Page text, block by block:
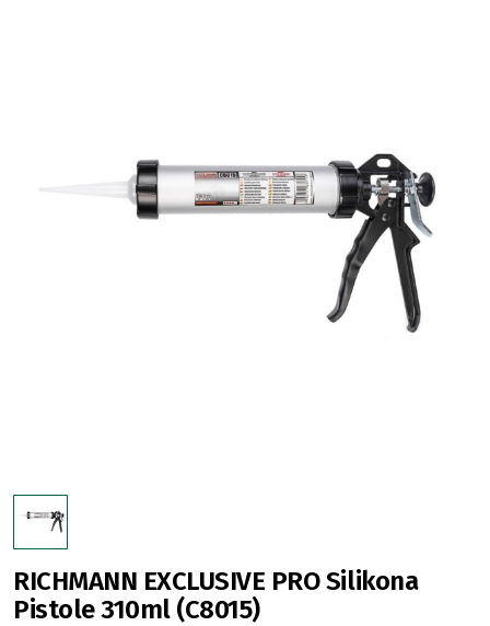
RICHMANN EXCLUSIVE PRO Silikona
Pistole 310ml (C8015)